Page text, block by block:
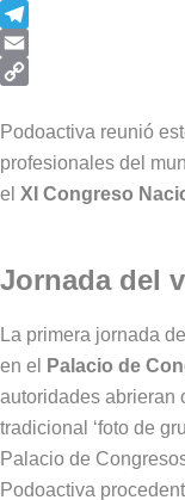
WhatsApp
Telegram
Email
Link
Podoactiva reunió
profesionales del
el XI Congreso
Jornada del
La primera jornada
en el
Palacio de
autoridades abrieran
tradicional ‘foto de
Palacio de
Podoactiva